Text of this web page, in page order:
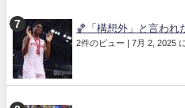
🏀「構想外」と言われ
2件のビュー 7月 2, 2025